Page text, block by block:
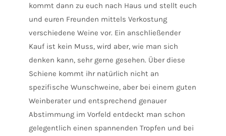
kommt dann zu euch nach Haus und stellt euch
und euren Freunden mittels Verkostung
verschiedene Weine vor. Ein anschließender
Kauf ist kein Muss, wird aber, wie man sich
denken kann, sehr gerne gesehen. Über diese
Schiene kommt ihr natürlich nicht an
spezifische Wunschweine, aber bei einem guten
Weinberater und entsprechend genauer
Abstimmung im Vorfeld entdeckt man schon
gelegentlich einen spannenden Tropfen und bei